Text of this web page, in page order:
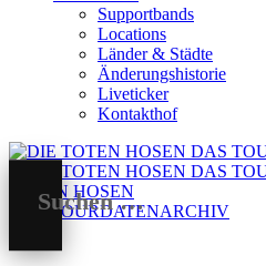
Supportbands
Locations
Länder & Städte
Änderungshistorie
Liveticker
Kontakthof
TOTEN HOSEN
DAS TOURDATENARCHIV